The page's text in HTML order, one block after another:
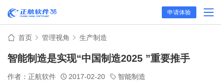
申请体验
首页 管理视角 生产制造
智能制造是实现“中国制造2025 ”重要推手
作者：正航软件 2017-02-20 智能制造